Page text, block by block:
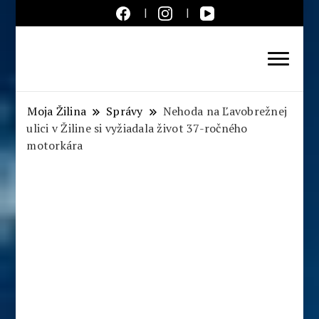
Slovensko
Moja Žilina Správy
Nehoda na Ľavobrežnej
ulici v Žiline si vyžiadala život 37-ročného
motorkára